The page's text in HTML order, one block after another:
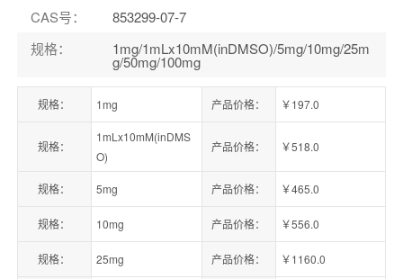
CAS号：
853299-07-7
规格： 1mg/1mLx10mM(inDMSO)/5mg/10mg/25m
g/50mg/100mg
规格： 1mg 产品价格： ￥197.0
规格：
1mLx10mM(inDMS
O)
产品价格： ￥518.0
规格： 5mg 产品价格： ￥465.0
规格： 10mg 产品价格： ￥556.0
规格： 25mg 产品价格： ￥1160.0